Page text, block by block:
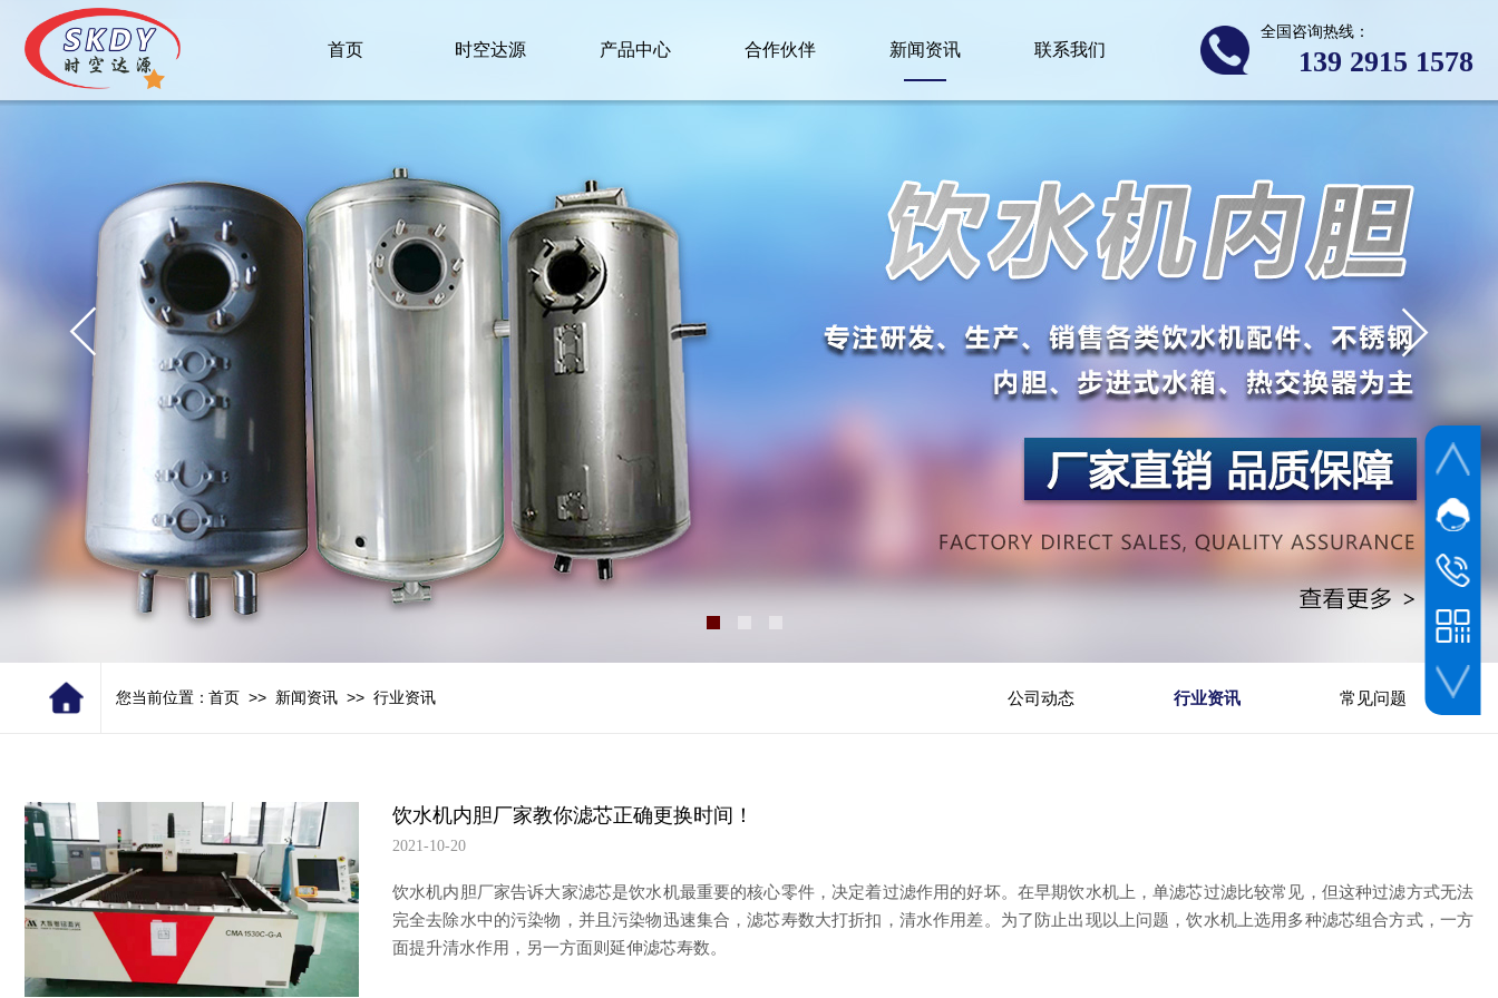
公司动态 行业资讯 常见问题
您当前位置：首页 >> 新闻资讯 >> 行业资讯
饮水机内胆厂家教你滤芯正确更换时间！
2021-10-20
饮水机内胆厂家告诉大家滤芯是饮水机最重要的核心零件，决定着过滤作用的好坏。在早期饮水机上，单滤芯过滤比较常见，但这种过滤方式无法
完全去除水中的污染物，并且污染物迅速集合，滤芯寿数大打折扣，清水作用差。为了防止出现以上问题，饮水机上选用多种滤芯组合方式，一方
面提升清水作用，另一方面则延伸滤芯寿数。
139 2​915 1578
全国咨询热线：
首页 时空达源 产品中心 合作伙伴 新闻资讯 联系我们
网站客
杜先生
座机